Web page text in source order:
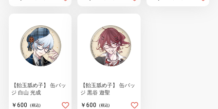
【飴玉舐め子】 缶バッ
ジ 白山 光成
￥600 (税込)
【飴玉舐め子】 缶バッ
ジ 黒谷 遊聖
￥600 (税込)